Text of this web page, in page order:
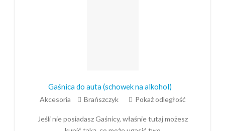
Gaśnica do auta (schowek na alkohol)
Akcesoria Brańszczyk Pokaż odległość
Jeśli nie posiadasz Gaśnicy, właśnie tutaj możesz